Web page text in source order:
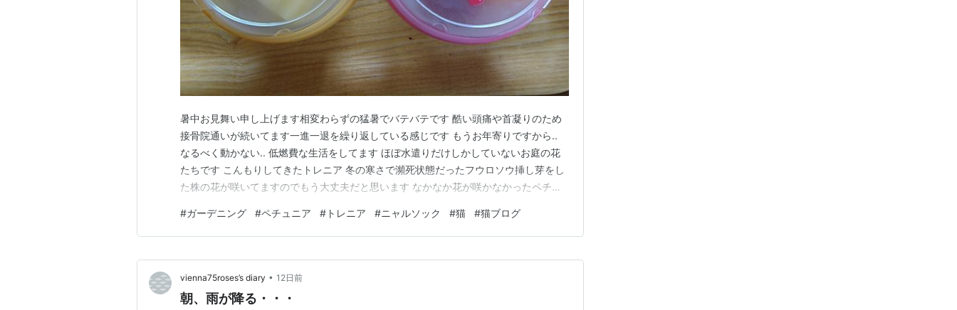
暑中お見舞い申し上げます相変わらずの猛暑でバテバテです 酷い頭痛や首凝りのため
接骨院通いが続いてます一進一退を繰り返している感じです もうお年寄りですから..
なるべく動かない.. 低燃費な生活をしてます ほぼ水遣りだけしかしていないお庭の花
たちです こんもりしてきたトレニア 冬の寒さで瀕死状態だったフウロソウ挿し芽をし
た株の花が咲いてますのでもう大丈夫だと思います なかなか花が咲かなかったペチュ
① 復活して花が咲きだしました 先月 切り戻したペチュニア② 枯れてしまうかも.. と
心配でしたが復活の兆しあり そ…
#ガーデニング #ペチュニア # トレニア #ニャルソック #猫 #猫ブログ
vienna75roses’s diary • 12日前
朝、雨が降る・・・